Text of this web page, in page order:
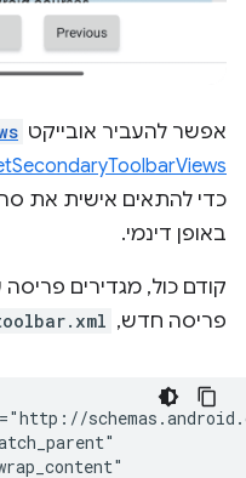
אפשר להעביר אובייקט
כדי להתאים אישית את
באופן דינמי.
קודם כול, מגדירים
פריסה חדש,